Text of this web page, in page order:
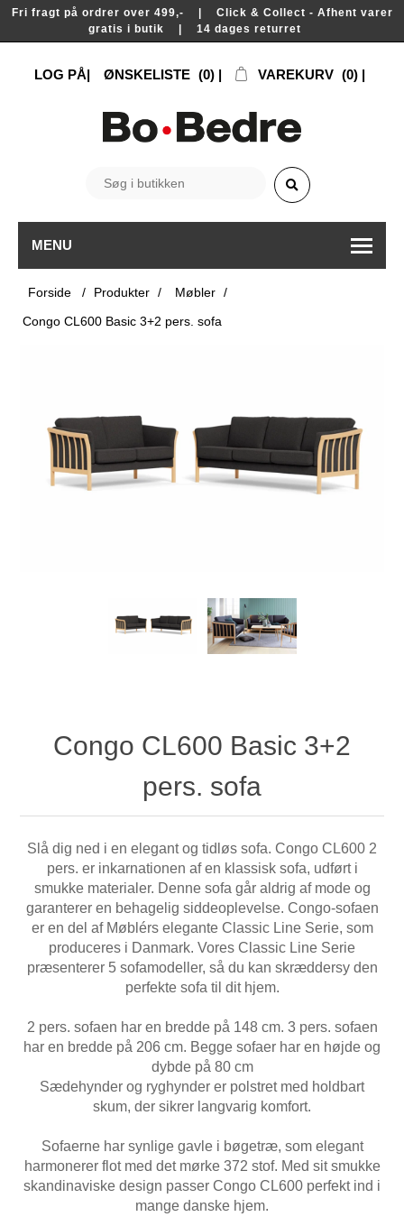
Fri fragt på ordrer over 499,- | Click & Collect - Afhent varer
gratis i butik | 14 dages returret
LOG PÅ ØNSKELISTE (0) VAREKURV (0)
MENU
Forside / Produkter / Møbler /
Congo CL600 Basic 3+2 pers. sofa
Congo CL600 Basic 3+2
pers. sofa
Slå dig ned i en elegant og tidløs sofa. Congo CL600 2
pers. er inkarnationen af en klassisk sofa, udført i
smukke materialer. Denne sofa går aldrig af mode og
garanterer en behagelig siddeoplevelse. Congo-sofaen
er en del af Møblérs elegante Classic Line Serie, som
produceres i Danmark. Vores Classic Line Serie
præsenterer 5 sofamodeller, så du kan skræddersy den
perfekte sofa til dit hjem.
2 pers. sofaen har en bredde på 148 cm. 3 pers. sofaen
har en bredde på 206 cm. Begge sofaer har en højde og
dybde på 80 cm
Sædehynder og ryghynder er polstret med holdbart
skum, der sikrer langvarig komfort.
Sofaerne har synlige gavle i bøgetræ, som elegant
harmonerer flot med det mørke 372 stof. Med sit smukke
skandinaviske design passer Congo CL600 perfekt ind i
mange danske hjem.